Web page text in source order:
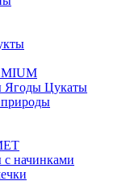
Ягоды Цукаты
начинками